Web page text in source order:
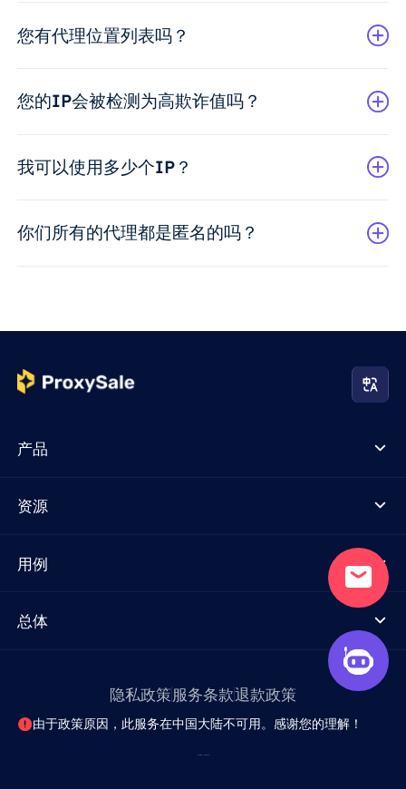
您有代理位置列表吗？
您的IP会被检测为高欺诈值吗？
我可以使用多少个IP？
你们所有的代理都是匿名的吗？
产品
资源
用例
总体
隐私政策服务条款退款政策
由于政策原因，此服务在中国大陆不可用。感谢您的理解！